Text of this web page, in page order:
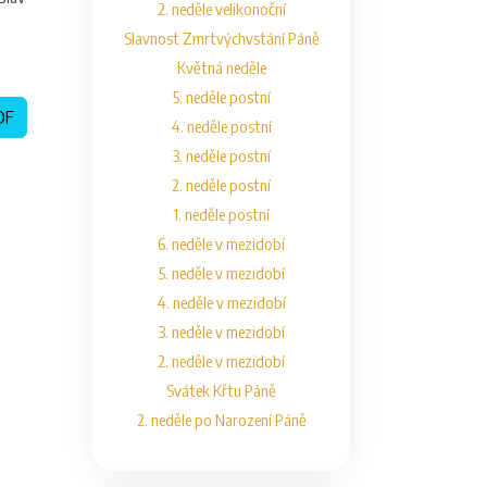
2. neděle velikonoční
Slavnost Zmrtvýchvstání Páně
Květná neděle
5. neděle postní
4. neděle postní
3. neděle postní
2. neděle postní
1. neděle postní
6. neděle v mezidobí
5. neděle v mezidobí
4. neděle v mezidobí
3. neděle v mezidobí
2. neděle v mezidobí
Svátek Křtu Páně
2. neděle po Narození Páně